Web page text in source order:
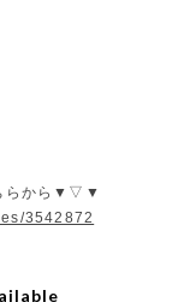
らから▼▽▼
3542872